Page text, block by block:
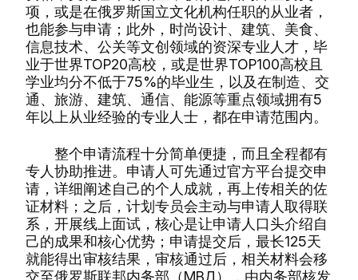
项，或是在俄罗斯国立文化机构任职的从业者，
也能参与申请；此外，时尚设计、建筑、美食、
信息技术、公关等文创领域的资深专业人才，毕
业于世界TOP20高校，或是世界TOP100高校且
学业均分不低于75%的毕业生，以及在制造、交
通、旅游、建筑、通信、能源等重点领域拥有5
年以上从业经验的专业人士，都在申请范围内。
整个申请流程十分简单便捷，而且全程都有
专人协助推进。申请人可先通过官方平台提交申
请，详细阐述自己的个人成就，再上传相关的佐
证材料；之后，计划专员会主动与申请人取得联
系，开展线上面试，核心是让申请人口头介绍自
己的成果和核心优势；申请提交后，最长125天
就能得出审核结果，审核通过后，相关材料会移
交至俄罗斯联邦内务部（МВД），由内务部核发